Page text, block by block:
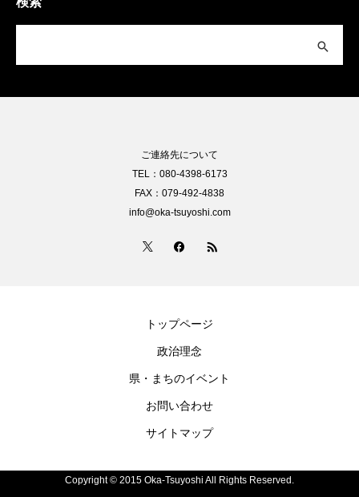
ご連絡先について
TEL：080-4398-6173
FAX：079-492-4838
info@oka-tsuyoshi.com
トップページ
政治理念
県・まちのイベント
お問い合わせ
サイトマップ
Copyright © 2015 Oka-Tsuyoshi All Rights Reserved.